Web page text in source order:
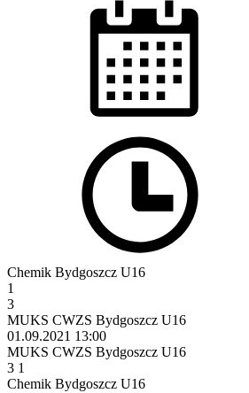
Chemik Bydgoszcz U16
1
3
MUKS CWZS Bydgoszcz U16
01.09.2021 13:00
MUKS CWZS Bydgoszcz U16
3 1
Chemik Bydgoszcz U16